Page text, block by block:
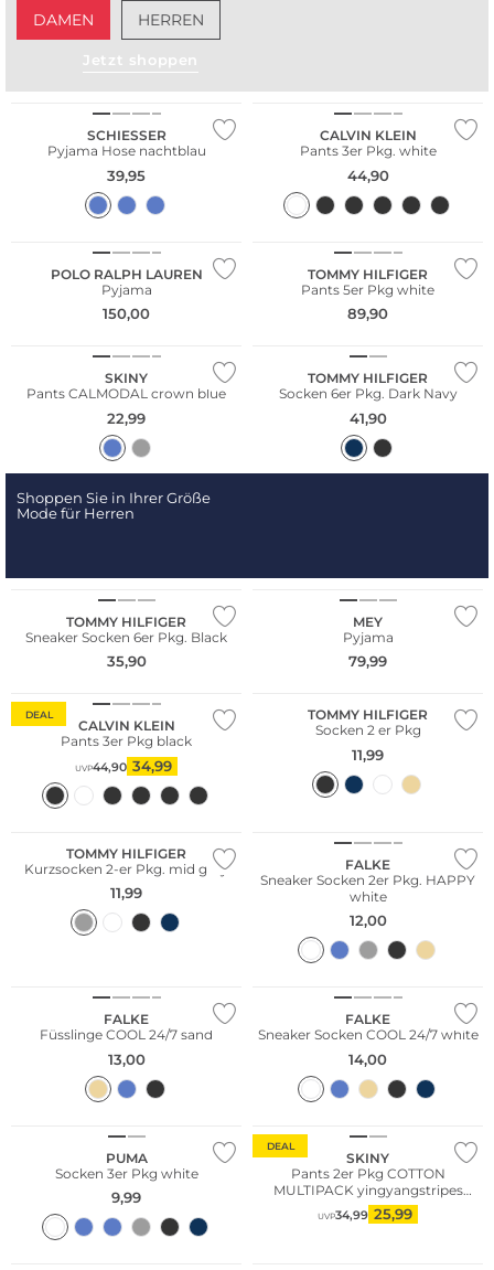
DAMEN HERREN
Jetzt shoppen
SCHIESSER
Pyjama Hose nachtblau
39,95
CALVIN KLEIN
Pants 3er Pkg. white
44,90
POLO RALPH LAUREN
Pyjama
150,00
Multi Pack
TOMMY HILFIGER
Pants 5er Pkg white
89,90
SKINY
Pants CALMODAL crown blue
22,99
TOMMY HILFIGER
Socken 6er Pkg. Dark Navy
41,90
Shoppen Sie in Ihrer Größe
Mode für Herren
TOMMY HILFIGER
Sneaker Socken 6er Pkg. Black
35,90
MEY
Pyjama
79,99
DEAL
CALVIN KLEIN
Pants 3er Pkg black
UVP44,90 34,99
TOMMY HILFIGER
Socken 2 er Pkg
11,99
Multi Pack
TOMMY HILFIGER
Kurzsocken 2-er Pkg. mid grey
11,99
Große Größen
FALKE
Sneaker Socken 2er Pkg. HAPPY
white
12,00
FALKE
Füsslinge COOL 24/7 sand
13,00
Große Größen
Nachhaltig
FALKE
Sneaker Socken COOL 24/7 white
14,00
Große Größen
PUMA
Socken 3er Pkg white
9,99
DEAL
Multi Pack
SKINY
Pants 2er Pkg COTTON
MULTIPACK yingyangstripes
selection
UVP34,99 25,99